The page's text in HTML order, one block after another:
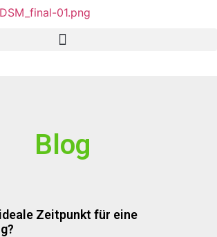
Blog
Zeitpunkt für eine